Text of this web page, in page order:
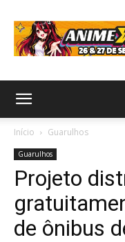
Início Guarulhos
Guarulhos
Projeto
de ônibus